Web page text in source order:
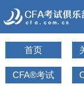
首页
CFA®考试